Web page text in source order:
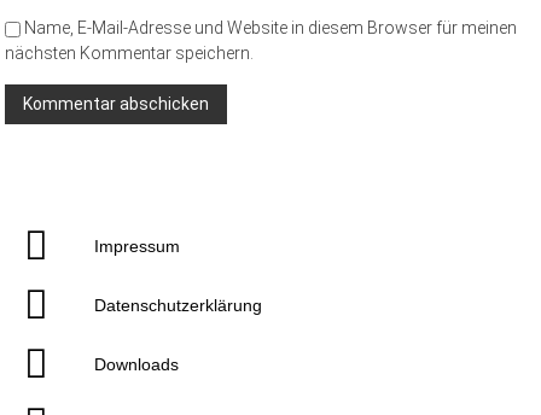
Name, E-Mail-Adresse und Website in diesem Browser für meinen
nächsten Kommentar speichern.
Impressum
Datenschutzerklärung
Downloads